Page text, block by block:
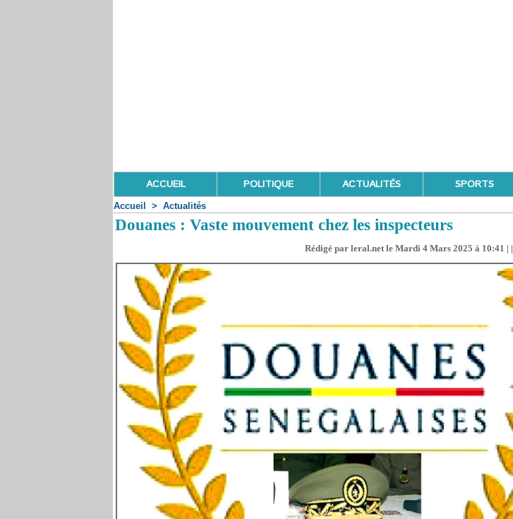
ACCUEIL POLITIQUE ACTUALITÉS SPORTS
Accueil > Actualités
Douanes : Vaste mouvement chez les inspecteurs
Rédigé par leral.net le Mardi 4 Mars 2025 à 10:41 | |